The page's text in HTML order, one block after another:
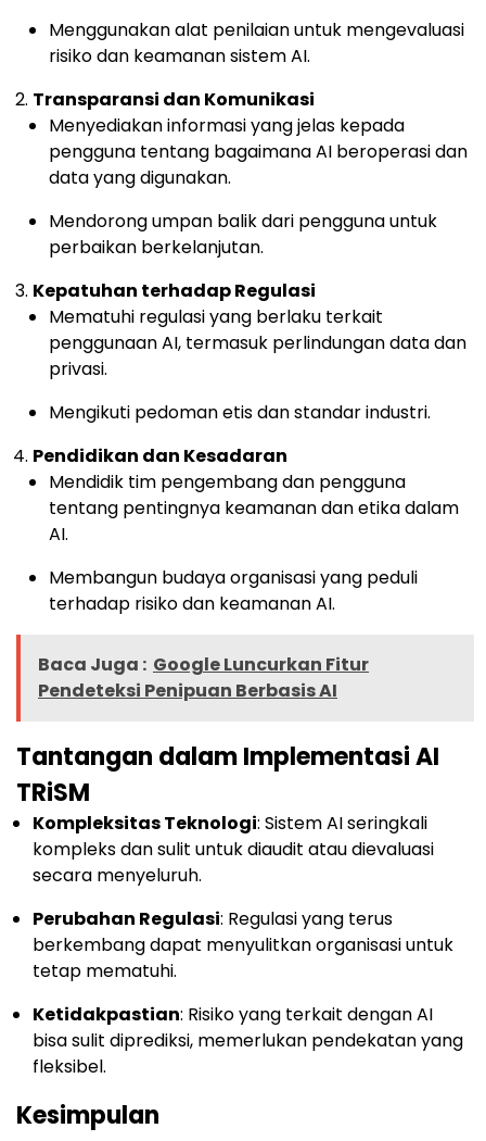
Menggunakan alat penilaian untuk mengevaluasi
risiko dan keamanan sistem AI.
Transparansi dan Komunikasi
Menyediakan informasi yang jelas kepada
pengguna tentang bagaimana AI beroperasi dan
data yang digunakan.
Mendorong umpan balik dari pengguna untuk
perbaikan berkelanjutan.
Kepatuhan terhadap Regulasi
Mematuhi regulasi yang berlaku terkait
penggunaan AI, termasuk perlindungan data dan
privasi.
Mengikuti pedoman etis dan standar industri.
Pendidikan dan Kesadaran
Mendidik tim pengembang dan pengguna
tentang pentingnya keamanan dan etika dalam
AI.
Membangun budaya organisasi yang peduli
terhadap risiko dan keamanan AI.
Baca Juga : Google Luncurkan Fitur
Pendeteksi Penipuan Berbasis AI
Tantangan dalam Implementasi AI
TRiSM
Kompleksitas Teknologi: Sistem AI seringkali
kompleks dan sulit untuk diaudit atau dievaluasi
secara menyeluruh.
Perubahan Regulasi: Regulasi yang terus
berkembang dapat menyulitkan organisasi untuk
tetap mematuhi.
Ketidakpastian: Risiko yang terkait dengan AI
bisa sulit diprediksi, memerlukan pendekatan yang
fleksibel.
Kesimpulan